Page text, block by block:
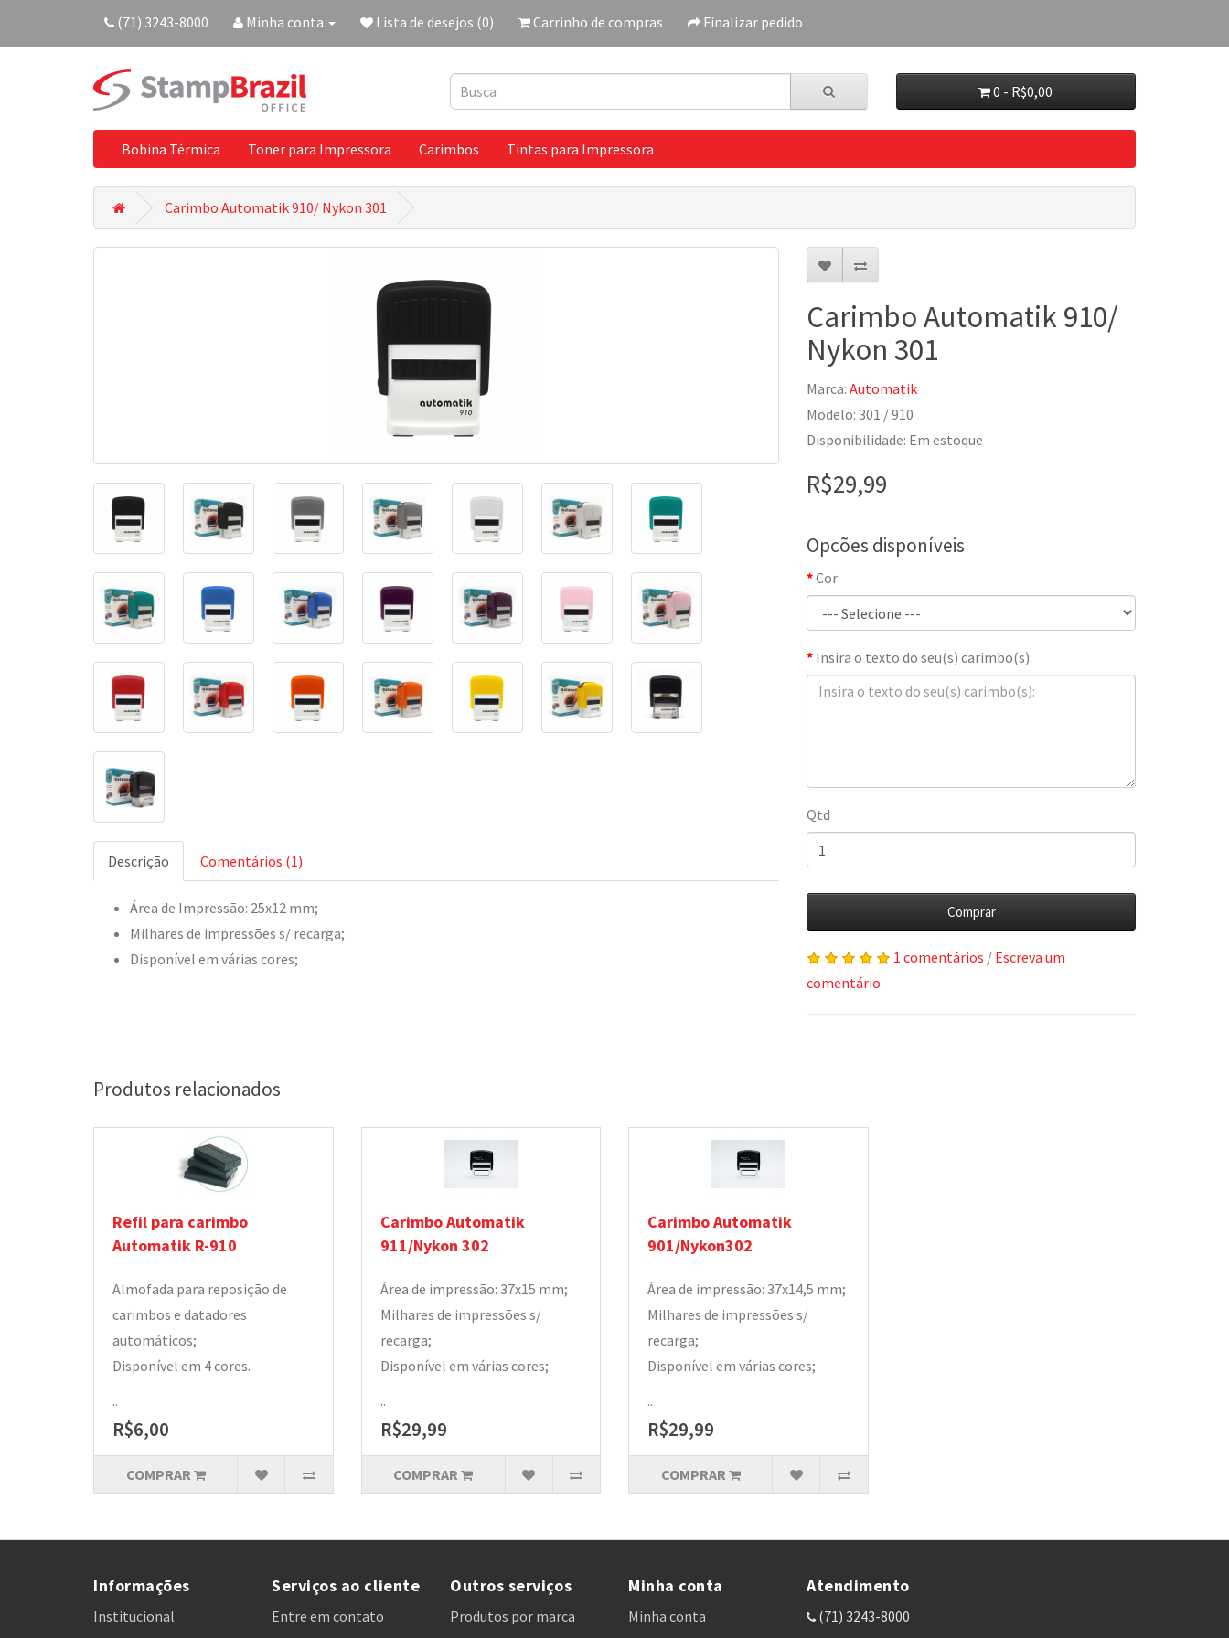
(71) 3243-8000 Minha conta Lista de desejos (0) Carrinho de compras Finalizar pedido
0 - R$0,00
Bobina Térmica Toner para Impressora Carimbos Tintas para Impressora
Carimbo Automatik 910/ Nykon 301
Descrição Comentários (1)
Área de Impressão: 25x12 mm;
Milhares de impressões s/ recarga;
Disponível em várias cores;
Carimbo Automatik 910/
Nykon 301
Marca: Automatik
Modelo: 301 / 910
Disponibilidade: Em estoque
R$29,99
Opcões disponíveis
Cor
Insira o texto do seu(s) carimbo(s):
Qtd
Comprar
1 comentários / Escreva um
comentário
Produtos relacionados
Refil para carimbo
Automatik R-910
Almofada para reposição de
carimbos e datadores
automáticos;
Disponível em 4 cores.
..
R$6,00
COMPRAR
Carimbo Automatik
911/Nykon 302
Área de impressão: 37x15 mm;
Milhares de impressões s/
recarga;
Disponível em várias cores;
..
R$29,99
COMPRAR
Carimbo Automatik
901/Nykon302
Área de impressão: 37x14,5 mm;
Milhares de impressões s/
recarga;
Disponível em várias cores;
..
R$29,99
COMPRAR
Informações
Institucional
Serviços ao cliente
Entre em contato
Outros serviços
Produtos por marca
Minha conta
Minha conta
Atendimento
(71) 3243-8000